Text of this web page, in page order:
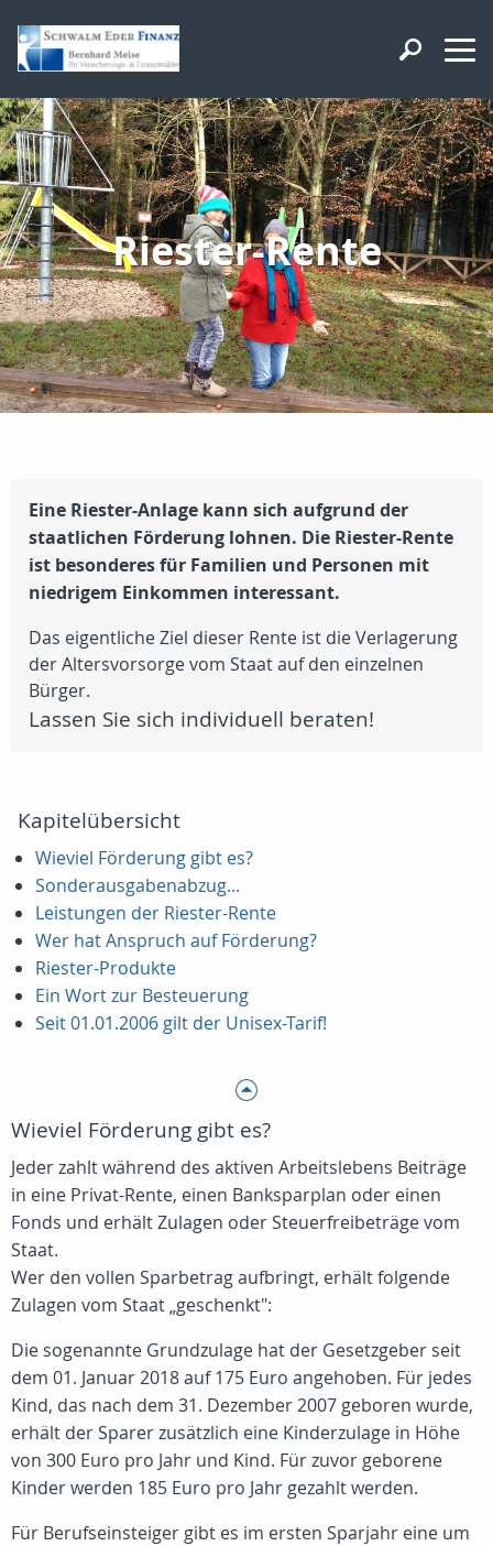
Riester-Rente
Eine Riester-Anlage kann sich aufgrund der
staatlichen Förderung lohnen. Die Riester-Rente
ist besonderes für Familien und Personen mit
niedrigem Einkommen interessant.
Das eigentliche Ziel dieser Rente ist die Verlagerung
der Altersvorsorge vom Staat auf den einzelnen
Bürger.
Lassen Sie sich individuell beraten!
Kapitelübersicht
Wieviel Förderung gibt es?
Sonderausgabenabzug...
Leistungen der Riester-Rente
Wer hat Anspruch auf Förderung?
Riester-Produkte
Ein Wort zur Besteuerung
Seit 01.01.2006 gilt der Unisex-Tarif!
Wieviel Förderung gibt es?
Jeder zahlt während des aktiven Arbeitslebens Beiträge
in eine Privat-Rente, einen Banksparplan oder einen
Fonds und erhält Zulagen oder Steuerfreibeträge vom
Staat.
Wer den vollen Sparbetrag aufbringt, erhält folgende
Zulagen vom Staat „geschenkt":
Die sogenannte Grundzulage hat der Gesetzgeber seit
dem 01. Januar 2018 auf 175 Euro angehoben. Für jedes
Kind, das nach dem 31. Dezember 2007 geboren wurde,
erhält der Sparer zusätzlich eine Kinderzulage in Höhe
von 300 Euro pro Jahr und Kind. Für zuvor geborene
Kinder werden 185 Euro pro Jahr gezahlt werden.
Für Berufseinsteiger gibt es im ersten Sparjahr eine um